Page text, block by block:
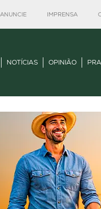
ANUNCIE IMPRENSA
NOTÍCIAS OPINIÃO